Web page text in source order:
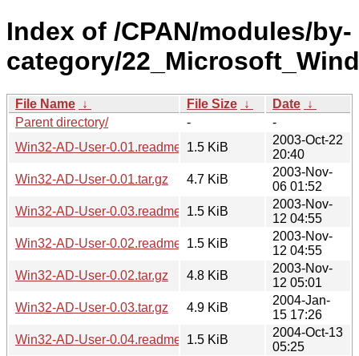
Index of /CPAN/modules/by-
category/
File Name ↓ File Size ↓ Date ↓
Parent directory/
-
-
Win32-AD-User-0.01.readme
1.5 KiB
2003-Oct-22
20:40
Win32-AD-User-0.01.tar.gz
4.7 KiB
2003-Nov-
06 01:52
Win32-AD-User-0.03.readme
1.5 KiB
2003-Nov-
12 04:55
Win32-AD-User-0.02.readme
1.5 KiB
2003-Nov-
12 04:55
Win32-AD-User-0.02.tar.gz
4.8 KiB
2003-Nov-
12 05:01
Win32-AD-User-0.03.tar.gz
4.9 KiB
2004-Jan-
15 17:26
Win32-AD-User-0.04.readme
1.5 KiB
2004-Oct-13
05:25